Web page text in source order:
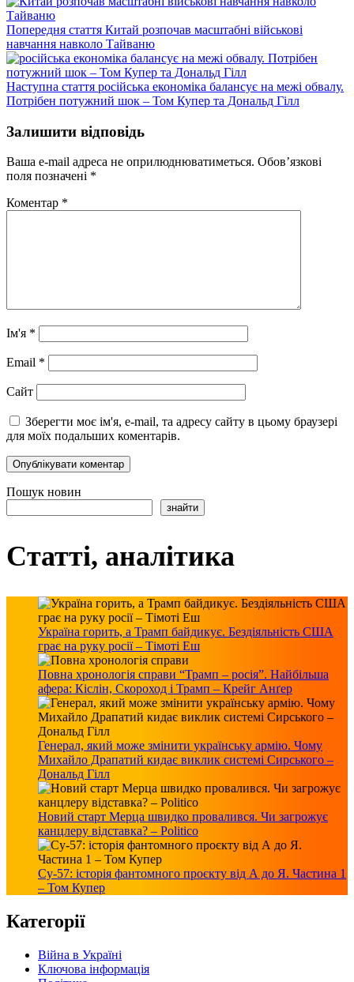
Попередня стаття Попередній
запис:
Китай розпочав масштабні військові
навчання навколо Тайваню
Наступна стаття Наступний
запис:
російська економіка балансує на межі обвалу.
Потрібен потужний шок – Том Купер та Дональд Гілл
Залишити відповідь
Ваша e-mail адреса не оприлюднюватиметься. Обов’язкові
поля позначені *
Коментар *
Ім'я *
Email *
Сайт
Зберегти моє ім'я, e-mail, та адресу сайту в цьому браузері
для моїх подальших коментарів.
Пошук новин
знайти
Статті, аналітика
Україна горить, а Трамп байдикує. Бездіяльність США
грає на руку росії – Тімоті Еш
Повна хронологія справи “Трамп – росія”. Найбільша
афера: Кіслін, Скороход і Трамп – Крейг Анґер
Генерал, який може змінити українську армію. Чому
Михайло Драпатий кидає виклик системі Сирського –
Дональд Гілл
Новий старт Мерца швидко провалився. Чи загрожує
канцлеру відставка? – Politico
Су-57: історія фантомного проєкту від А до Я. Частина 1
– Том Купер
Категорії
Війна в Україні
Ключова інформація